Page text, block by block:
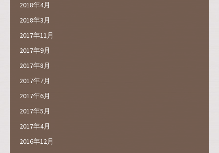
2018年4月
2018年3月
2017年11月
2017年9月
2017年8月
2017年7月
2017年6月
2017年5月
2017年4月
2016年12月